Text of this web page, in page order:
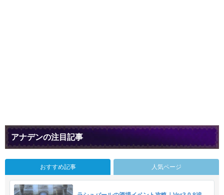
アナデンの注目記事
おすすめ記事 人気ページ